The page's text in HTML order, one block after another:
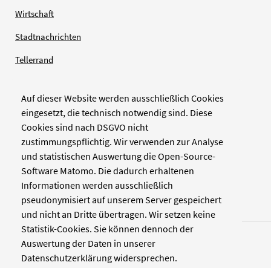
Auf dieser Website werden ausschließlich Cookies
eingesetzt, die technisch notwendig sind. Diese
Cookies sind nach DSGVO nicht
zustimmungspflichtig. Wir verwenden zur Analyse
und statistischen Auswertung die Open-Source-
Software Matomo. Die dadurch erhaltenen
Informationen werden ausschließlich
pseudonymisiert auf unserem Server gespeichert
und nicht an Dritte übertragen. Wir setzen keine
Statistik-Cookies. Sie können dennoch der
Auswertung der Daten in unserer
Datenschutzerklärung widersprechen.
Wirtschaft
Stadtnachrichten
Tellerrand
Verlag
Pinienstraße 2
40233 Düsseldorf
www.zellwerk.com